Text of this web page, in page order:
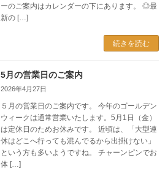
ーのご案内はカレンダーの下にあります。 ◎最
新の […]
続きを読む
5月の営業日のご案内
2026年4月27日
５月の営業日のご案内です。 今年のゴールデン
ウィークは通常営業いたします。5月1日（金）
は定休日のためお休みです。 近頃は、「大型連
休はどこへ行っても混んでるから出掛けない」
という方も多いようですね。 チャーンピンでお
体 […]